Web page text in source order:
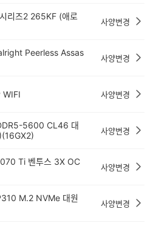
리즈2 265KF (애로
사양변경
Peerless Assas
사양변경
사양변경
5600 CL46 대
사양변경
Ti 벤투스 3X OC
사양변경
M.2 NVMe 대원
사양변경